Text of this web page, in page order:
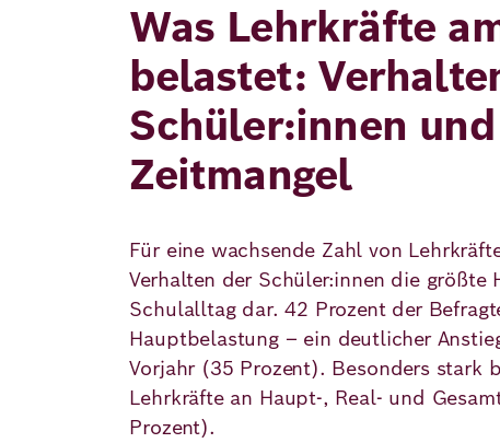
Was Lehrkräfte
belastet:
Schüler:innen und
Zeitmangel
Für eine wachsende Zahl von
Verhalten der Schüler:innen die größte
Schulalltag dar. 42 Prozent der
Hauptbelastung – ein deutlicher
Vorjahr (35 Prozent). Besonders stark
Lehrkräfte an Haupt-, Real- und
Prozent).